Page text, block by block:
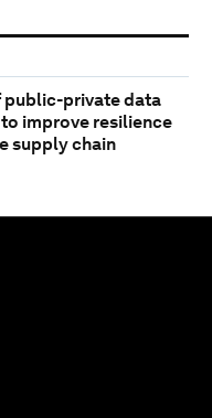
public-private data
improve resilience
supply chain